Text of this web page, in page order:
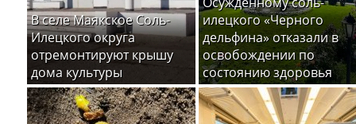
В селе Маякское Соль-
Илецкого округа
отремонтируют крышу
дома культуры
илецкого «Черного
дельфина» отказали в
освобождении по
состоянию здоровья